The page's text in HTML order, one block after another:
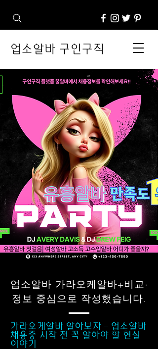
업소알바 구인구직
업소알바 가라오케알바+비교·
정보 중심으로 작성했습니다.
가라오케알바 알아보자 – 업소알바
채용중 시작 전 꼭 알아야 할 현실
이야기